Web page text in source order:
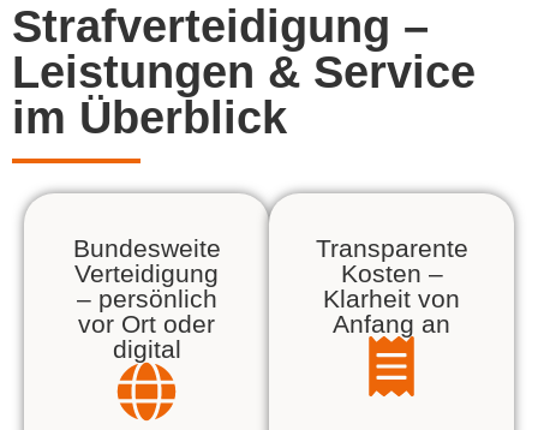
Strafverteidigung –
Leistungen & Service
im Überblick
Bundesweite
Verteidigung
– persönlich
vor Ort oder
digital
Transparente
Kosten –
Klarheit von
Anfang an